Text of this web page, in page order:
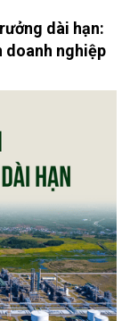
dài hạn:
doanh nghiệp